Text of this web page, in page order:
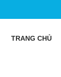
TRANG CHỦ